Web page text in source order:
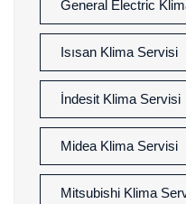
General Electric
Isısan Klima Servisi
İndesit Klima Servisi
Midea Klima Servisi
Mitsubishi Klima